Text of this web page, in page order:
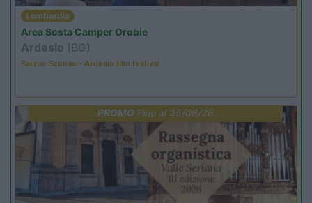
Lombardia
Area Sosta Camper Orobie
Ardesio (BG)
Sacrae Scenae - Ardesio film festival
PROMO Fino al 25/08/26